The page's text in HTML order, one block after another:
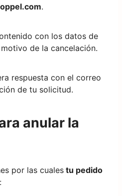
.
con los datos de
de la cancelación.
respuesta con el correo
de tu solicitud.
anular la
por las cuales tu pedido
: